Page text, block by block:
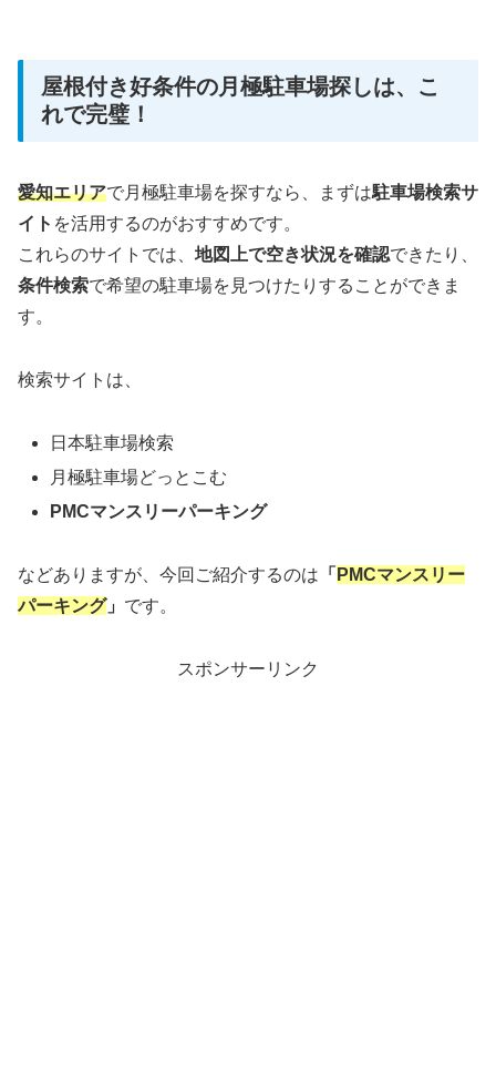
屋根付き好条件の月極駐車場探しは、こ
れで完璧！
愛知エリアで月極駐車場を探すなら、まずは駐車場検索サ
イト を活用するのがおすすめです。
これらのサイトでは、 地図上で空き状況を確認できたり、
条件検索で希望の駐車場を見つけたりすることができま
す。
検索サイトは、
日本駐車場検索
月極駐車場どっとこむ
PMCマンスリーパーキング
などありますが、今回ご紹介するのは 「 PMCマンスリー
パーキング」 です。
スポンサーリンク